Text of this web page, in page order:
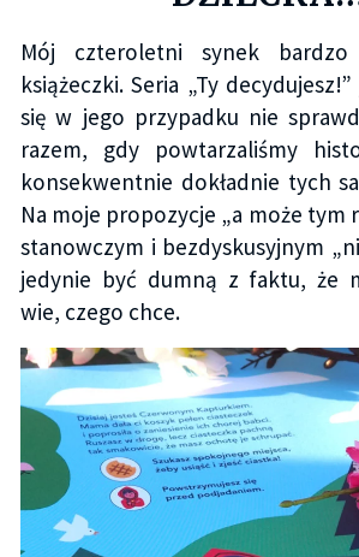
Mój czteroletni synek
książeczki. Seria „Ty
się w jego przypadku nie
razem, gdy powtarzaliśmy
konsekwentnie dokładnie tych
Na moje propozycje „a może tym
stanowczym i bezdyskusyjnym
jedynie być dumną z faktu, że
wie, czego chce.